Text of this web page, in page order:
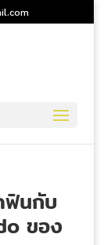
ฟินกับ
ของ